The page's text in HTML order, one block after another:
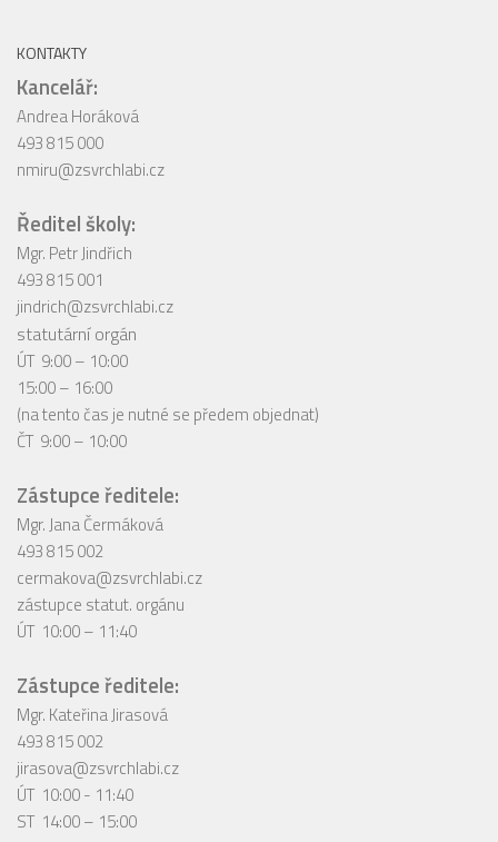
KONTAKTY
Kancelář:
Andrea Horáková
493 815 000
nmiru@zsvrchlabi.cz
Ředitel školy:
Mgr. Petr Jindřich
493 815 001
jindrich@zsvrchlabi.cz
statutární orgán
ÚT 9:00 – 10:00
15:00 – 16:00
(na tento čas je nutné se předem objednat)
ČT 9:00 – 10:00
Zástupce ředitele:
Mgr. Jana Čermáková
493 815 002
cermakova@zsvrchlabi.cz
zástupce statut. orgánu
ÚT 10:00 – 11:40
Zástupce ředitele:
Mgr. Kateřina Jirasová
493 815 002
jirasova@zsvrchlabi.cz
ÚT 10:00 - 11:40
ST 14:00 – 15:00